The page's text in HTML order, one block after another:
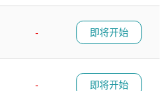
-
即将开始
-
即将开始